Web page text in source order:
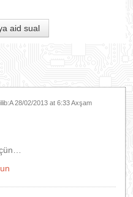
aid sual
28/02/2013 at 6:33 Axşam